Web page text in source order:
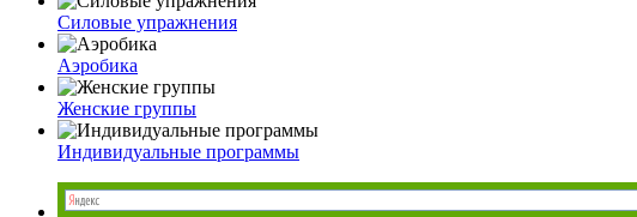
Силовые упражнения
Аэробика
Женские группы
Индивидуальные программы